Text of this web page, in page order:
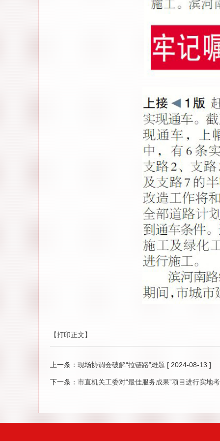
【打印正文】
上一条： 现场协调会破解“拉链路”难题 [ 2024-08-13 ]
下一条： 市直机关工委对“最佳服务成果”项目进行实